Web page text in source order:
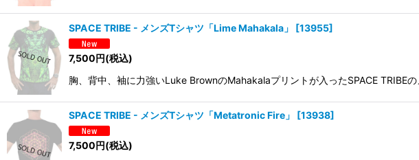
SPACE TRIBE - メンズTシャツ「Lime Mahakala」 [13955]
7,500円(税込)
胸、背中、袖に力強いLuke BrownのMahakalaプリントが入ったSPACE
SPACE TRIBE - メンズTシャツ「Metatronic Fire」 [13938]
7,500円(税込)